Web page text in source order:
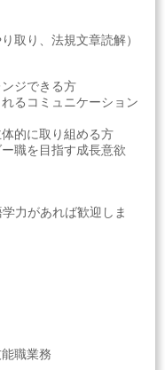
取り、法規文章読解）
ジできる方
るコミュニケーション
的に取り組める方
職を目指す成長意欲
力があれば歓迎しま
職業務